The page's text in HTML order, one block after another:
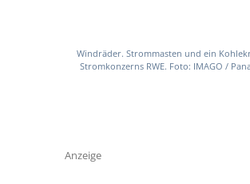
Windräder. Strommasten und ein
Stromkonzerns RWE. Foto: IMAGO /
Anzeige